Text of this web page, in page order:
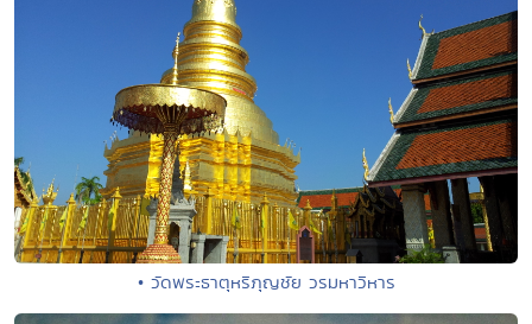
• วัดพระธาตุหริภุญชัย วรมหาวิหาร